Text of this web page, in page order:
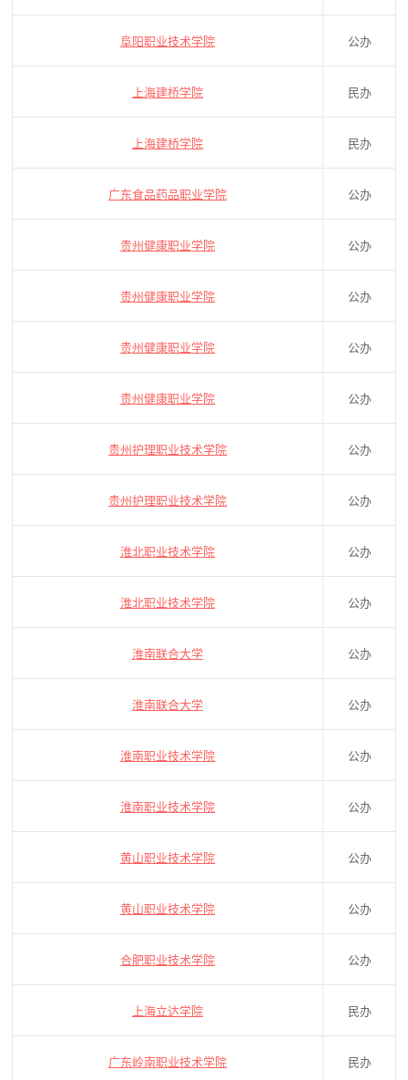
阜阳职业技术学院 公办
上海建桥学院 民办
上海建桥学院 民办
广东食品药品职业学院 公办
贵州健康职业学院 公办
贵州健康职业学院 公办
贵州健康职业学院 公办
贵州健康职业学院 公办
贵州护理职业技术学院 公办
贵州护理职业技术学院 公办
淮北职业技术学院 公办
淮北职业技术学院 公办
淮南联合大学 公办
淮南联合大学 公办
淮南职业技术学院 公办
淮南职业技术学院 公办
黄山职业技术学院 公办
黄山职业技术学院 公办
合肥职业技术学院 公办
上海立达学院 民办
广东岭南职业技术学院 民办